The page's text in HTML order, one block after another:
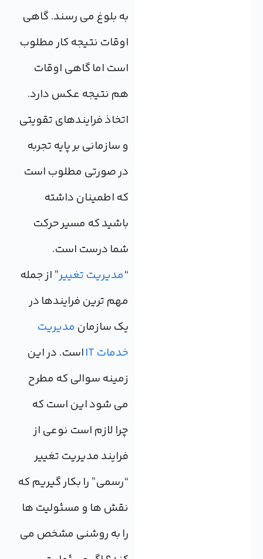
به بلوغ می رسند. گاهی
اوقات نتیجه کار مطلوب
است اما گاهی اوقات
هم نتیجه عکس دارد.
اتخاذ فرایندهای تقویتی
و سازمانی بر پایه تجربه
در صورتی مطلوب است
که اطمینان داشته
باشید که مسیر حرکت
شما درست است.
“مدیریت تغییر” از جمله
مهم ترین فرایندها در
یک سازمان مدیریت
خدمات IT
است. در این
زمینه سوالی که مطرح
می شود این است که
چرا لازم است نوعی از
فرایند مدیریت تغییر
“رسمی” را بکار گیریم که
نقش ها و مسئولیت ها
را به روشنی مشخص می